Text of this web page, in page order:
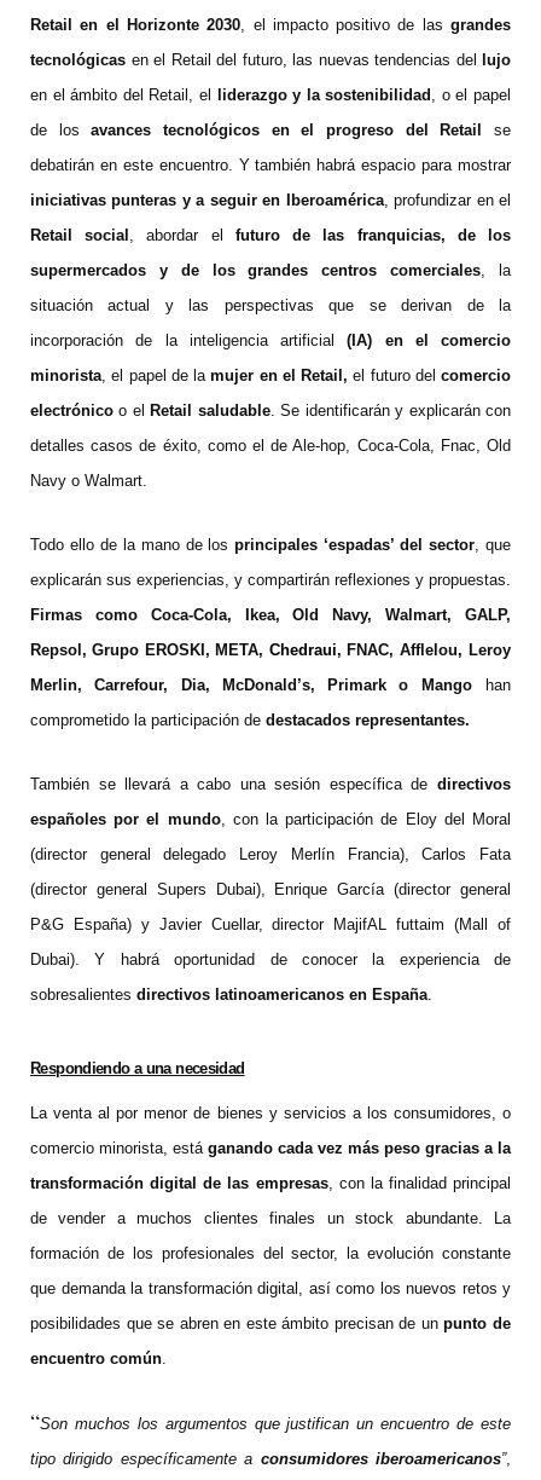
Retail en el Horizonte 2030 , el impacto positivo de lasgrandes
tecnológicas en el Retail del futuro, las nuevas tendencias del lujo
en el ámbito del Retail, el liderazgo y la sostenibilidad , o el papel
de losavances tecnológicos en el progreso del Retail se
debatirán en este encuentro. Y también habrá espacio para mostrar
iniciativas punteras y a seguir en Iberoamérica, profundizar en el
Retail social , abordar el futuro de las franquicias, de los
supermercados y de los grandes centros comerciales , la
situación actual y las perspectivas que se derivan de la
incorporación de la inteligencia artificial(IA) en el comercio
minorista , el papel de lamujer en el Retail, el futuro del comercio
electrónicoo el Retail saludable. Se identificarán y explicarán con
detalles casos de éxito, como el de Ale-hop, Coca-Cola, Fnac, Old
Navy o Walmart.
Todo ello de la mano de losprincipales ‘espadas’ del sector , que
explicarán sus experiencias, y compartirán reflexiones y propuestas.
Firmas como Coca-Cola, Ikea, Old Navy,Walmart, GALP,
Repsol, Grupo EROSKI, META, Chedraui, FNAC, Afflelou, Leroy
Merlin, Carrefour, Dia, McDonald’s, Primark o Mango
han
comprometido la participación de destacados representantes.
También se llevará a cabo una sesión específica de directivos
españoles por el mundo, con la participación de Eloy del Moral
(director general delegado Leroy Merlín Francia), Carlos Fata
(director general Supers Dubai), Enrique García (director general
P&G España) y Javier Cuellar, director MajifAL futtaim (Mall of
Dubai). Y habrá oportunidad de conocer la experiencia de
sobresalientes directivos latinoamericanos en España.
Respondiendo a una necesidad
La venta al por menor de bienes y servicios a los consumidores, o
comercio minorista, está ganando cada vez más peso gracias a la
transformación digital de las empresas, con la finalidad principal
de vender a muchos clientes finales un stock abundante. La
formación de los profesionales del sector, la evolución constante
que demanda la transformación digital, así como los nuevos retos y
posibilidades que se abren en este ámbito precisan de unpunto de
encuentro común.
“Son muchos los argumentos que justifican un encuentro de este
tipo dirigido específicamente a consumidores iberoamericanos”,